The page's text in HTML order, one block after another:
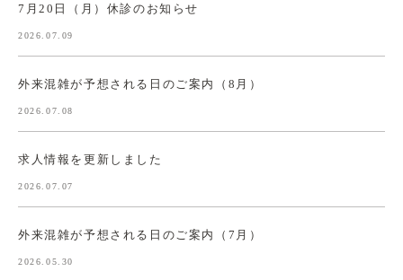
7月20日（月）休診のお知らせ
2026.07.09
外来混雑が予想される日のご案内（8月）
2026.07.08
求人情報を更新しました
2026.07.07
外来混雑が予想される日のご案内（7月）
2026.05.30